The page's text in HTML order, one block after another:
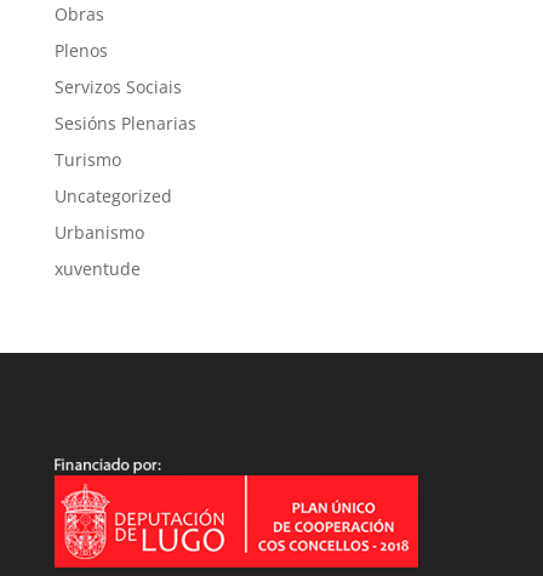
Obras
Plenos
Servizos Sociais
Sesións Plenarias
Turismo
Uncategorized
Urbanismo
xuventude